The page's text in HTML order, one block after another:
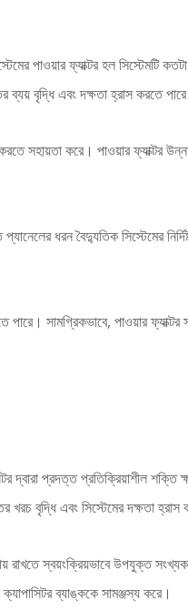
পাওয়ার ফ্যাক্টর হল সিস্টেমটি
ব্যয় বৃদ্ধি এবং দক্ষতা হ্রাস করতে
সহায়তা করে। পাওয়ার ফ্যাক্টর
ধরন বৈদ্যুতিক সিস্টেমের
সামগ্রিকভাবে, পাওয়ার
প্রদত্ত প্রতিক্রিয়াশীল শক্তি
বৃদ্ধি এবং সিস্টেমের দক্ষতা হ্রাস
স্বয়ংক্রিয়ভাবে উপযুক্ত সংখ্যক
ব্যাঙ্ককে সামঞ্জস্য করে।